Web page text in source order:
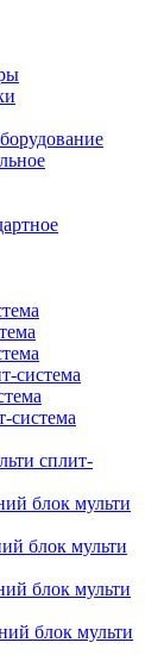
система
система
сплит-
блок мульти
блок мульти
блок мульти
блок мульти